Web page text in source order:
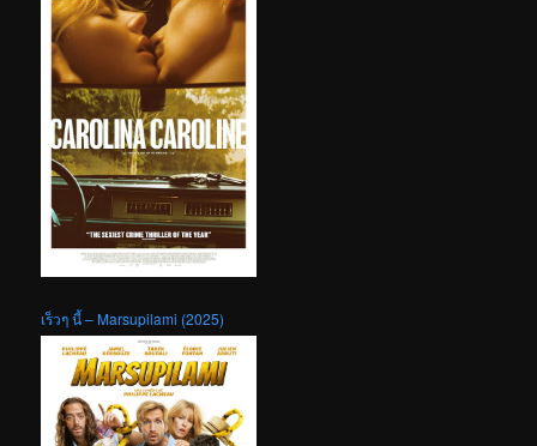
เร็วๆ นี้ – Marsupilami (2025)